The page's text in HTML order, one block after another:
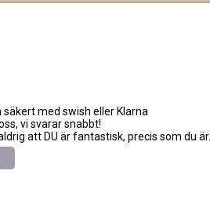
säkert med swish eller Klarna
vi svarar snabbt!
att DU är fantastisk, precis som du är.